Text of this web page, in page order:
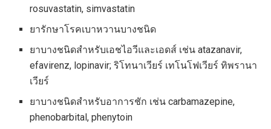
rosuvastatin, simvastatin
ยารักษาโรคเบาหวานบางชนิด
ยาบางชนิดสำหรับเอชไอวีและเอดส์ เช่น atazanavir,
efavirenz, lopinavir; ริโทนาเวียร์ เทโนโฟเวียร์ ทิพรานา
เวียร์
ยาบางชนิดสำหรับอาการชัก เช่น carbamazepine,
phenobarbital, phenytoin